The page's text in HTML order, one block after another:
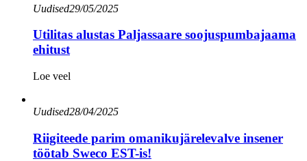
Uudised29/05/2025
Utilitas alustas Paljassaare soojuspumbajaama
ehitust
Loe veel
Uudised28/04/2025
Riigiteede parim omanikujärelevalve insener
töötab Sweco EST-is!